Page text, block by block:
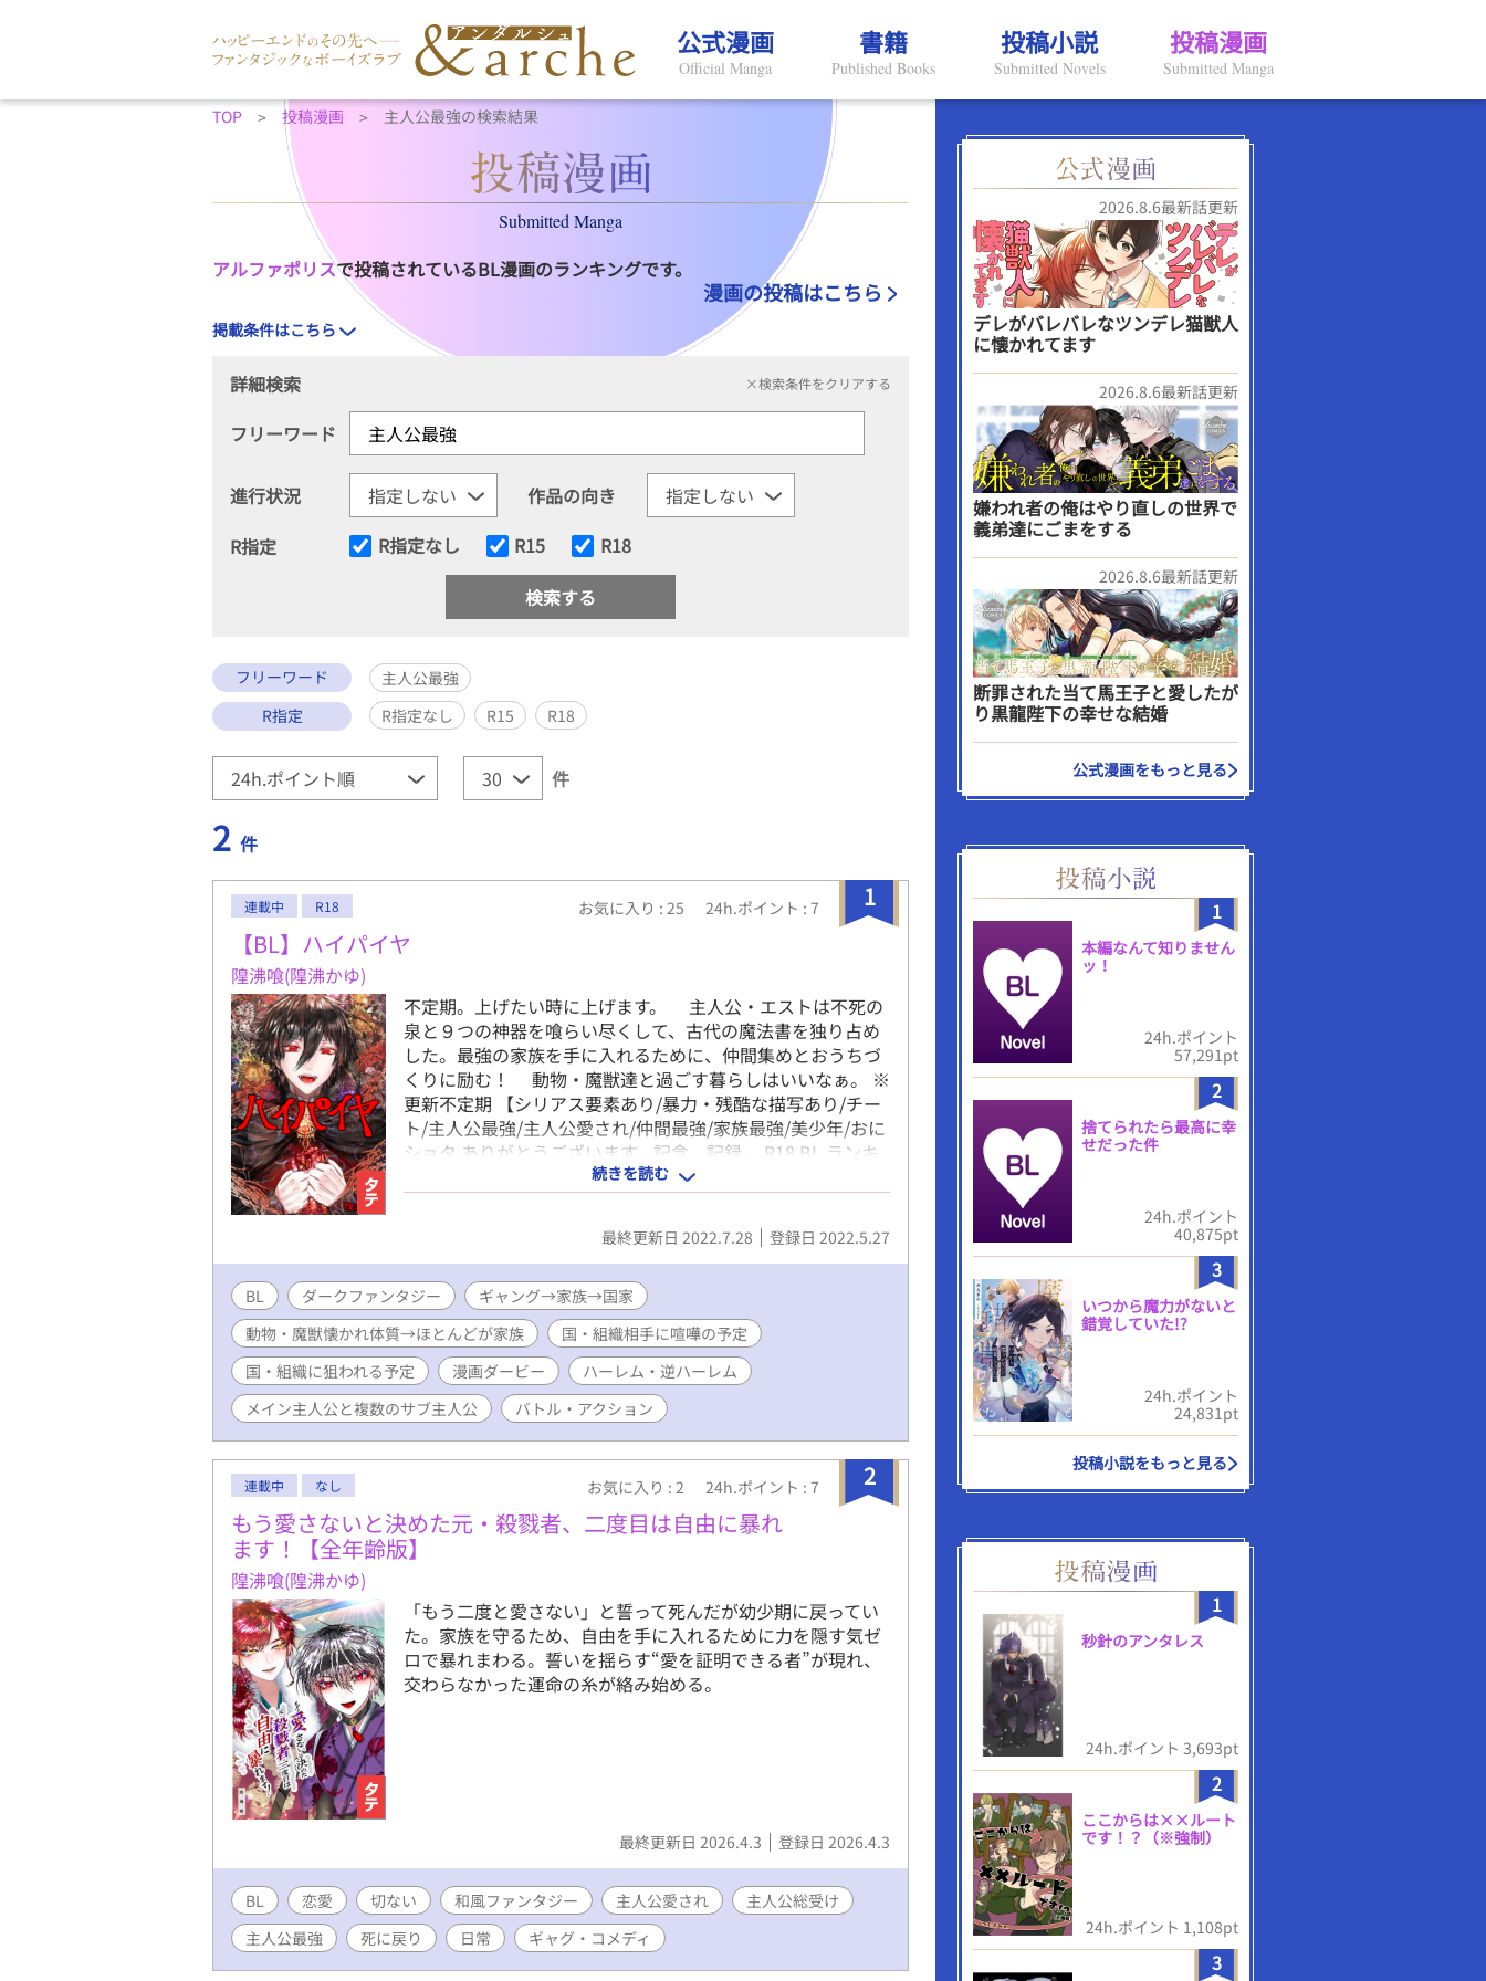
公式漫画
Official Manga
書籍
Published Books
投稿小説
Submitted Novels
投稿漫画
Submitted Manga
TOP 投稿漫画 主人公最強の検索結果
Submitted Manga
アルファポリスで投稿されているBL漫画のランキングです。
漫画の投稿はこちら
掲載条件はこちら
詳細検索 ×検索条件をクリアする
フリーワード
進行状況
作品の向き
R指定
R指定なし R15 R18
フリーワード
主人公最強
R指定
R指定なし R15 R18
件
2 件
1
連載中 R18 お気に入り : 25 24h.ポイント : 7
【BL】ハイパイヤ
隍沸喰(隍沸かゆ)
不定期。上げたい時に上げます。 主人公・エストは不死の
泉と９つの神器を喰らい尽くして、古代の魔法書を独り占め
した。最強の家族を手に入れるために、仲間集めとおうちづ
くりに励む！ 動物・魔獣達と過ごす暮らしはいいなぁ。 ※
更新不定期 【シリアス要素あり/暴力・残酷な描写あり/チー
ト/主人公最強/主人公愛され/仲間最強/家族最強/美少年/おに
ショタ ありがとうございます。記念、記録。 R18 BL ランキ
ング7位（2022/5/27 17:27） R18 BL ランキング1位
（2022/5/27 18:42） R18 BL ランキング1位（2022/5/28
9:17） R18 BL ランキング1位（2022/6/23 11:31） R18 BL ラ
ンキング1位（2022/6/24 5:23）
続きを読む
最終更新日 2022.7.28 登録日 2022.5.27
BL ダークファンタジー
ギャング→家族→国家
動物・魔獣懐かれ体質→ほとんどが家族
国・組織相手に喧嘩の予定
国・組織に狙われる予定
漫画ダービー
ハーレム・逆ハーレム
メイン主人公と複数のサブ主人公
バトル・アクション
2
連載中 なし お気に入り : 2 24h.ポイント : 7
もう愛さないと決めた元・殺戮者、二度目は自由に暴れ
ます！【全年齢版】
隍沸喰(隍沸かゆ)
「もう二度と愛さない」と誓って死んだが幼少期に戻ってい
た。家族を守るため、自由を手に入れるために力を隠す気ゼ
ロで暴れまわる。誓いを揺らす“愛を証明できる者”が現れ、
交わらなかった運命の糸が絡み始める。
最終更新日 2026.4.3 登録日 2026.4.3
BL 恋愛 切ない 和風ファンタジー 主人公愛され
主人公総受け
主人公最強
死に戻り 日常 ギャグ・コメディ
2026.8.6最新話更新
デレがバレバレなツンデレ猫獣人
に懐かれてます
2026.8.6最新話更新
嫌われ者の俺はやり直しの世界で
義弟達にごまをする
2026.8.6最新話更新
断罪された当て馬王子と愛したが
り黒龍陛下の幸せな結婚
公式漫画をもっと見る
1
本編なんて知りません
ッ！
24h.ポイント
57,291pt
2
捨てられたら最高に幸
せだった件
24h.ポイント
40,875pt
3
いつから魔力がないと
錯覚していた!?
24h.ポイント
24,831pt
投稿小説をもっと見る
1
秒針のアンタレス
24h.ポイント 3,693pt
2
ここからは××ルート
です！？（※強制）
24h.ポイント 1,108pt
3